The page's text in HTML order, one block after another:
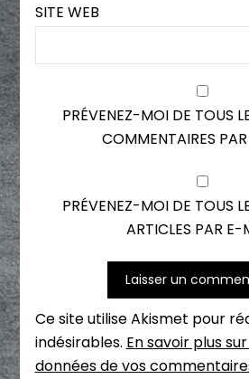
SITE WEB
PRÉVENEZ-MOI DE TOUS
COMMENTAIRES
PRÉVENEZ-MOI DE TOUS
ARTICLES PAR E-
Ce site utilise Akismet pour
indésirables. En savoir plus
données de vos